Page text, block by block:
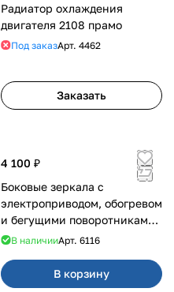
Радиатор охлаждения
двигателя 2108 прамо
Под заказАрт. 4462
Заказать
4 100 ₽
Боковые зеркала с
электроприводом, обогревом
и бегущими поворотниками
на 2180
В наличииАрт. 6116
В корзину